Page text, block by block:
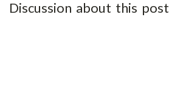
Discussion about this post